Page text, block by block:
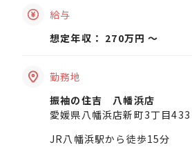
給与
想定年収： 270万円 〜
勤務地
振袖の住吉 八幡浜店
愛媛県八幡浜店新町3丁目433
JR八幡浜駅から徒歩15分